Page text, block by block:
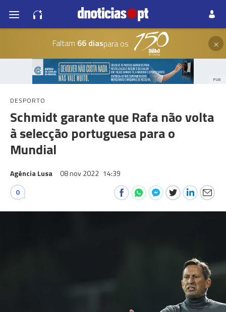
Faltam 66 diaspara os ×
PUB
DESPORTO
Schmidt garante que Rafa não volta
à selecção portuguesa para o
Mundial
Agência Lusa 08 nov 2022 14:39
0